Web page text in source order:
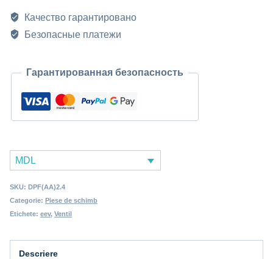
DPF(AA)2.4
Качество гарантировано
Безопасные платежи
Гарантированная безопасность
MDL
SKU: DPF(AA)2.4
Categorie: Piese de schimb
Etichete: eev, Ventil
Descriere